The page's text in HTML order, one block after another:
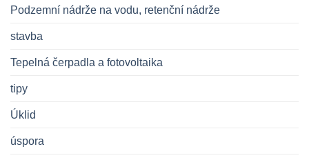
Podzemní nádrže na vodu, retenční nádrže
stavba
Tepelná čerpadla a fotovoltaika
tipy
Úklid
úspora